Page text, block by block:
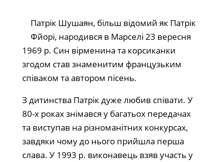
Патрік Шушаян, більш відомий як Патрік
Фйорі, народився в Марселі 23 вересня
1969 р. Син вірменина та корсиканки
згодом став знаменитим французьким
співаком та автором пісень.​​
З дитинства Патрік дуже любив співати. У
80-х роках знімався у багатьох передачах
та виступав на різноманітних конкурсах,
завдяки чому до нього прийшла перша
слава. У 1993 р. виконавець взяв участь у